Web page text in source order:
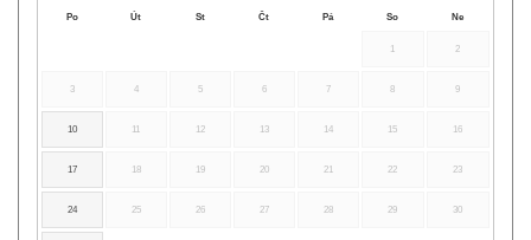
Po Út St Čt Pá So Ne
1 2
3 4 5 6 7 8 9
10 11 12 13 14 15 16
17 18 19 20 21 22 23
24 25 26 27 28 29 30